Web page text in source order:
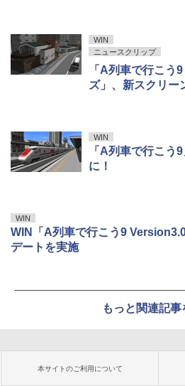
WIN
ニュースクリップ
「A列車で行こう
ズ」、新スクリー
WIN
「A列車で行こう
に！
WIN
WIN「A列車で行こう9 Version3.0 プレミアム」アップ
デートを実施
もっと関連記事
本サイトのご利用について